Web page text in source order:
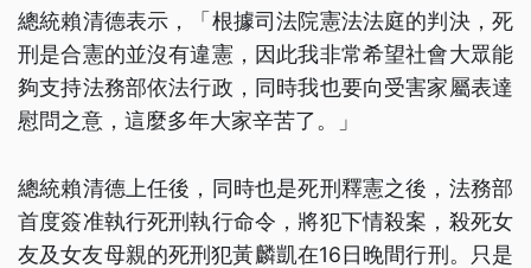
總統賴清德表示，「根據司法院憲法法庭的判決，死
刑是合憲的並沒有違憲，因此我非常希望社會大眾能
夠支持法務部依法行政，同時我也要向受害家屬表達
慰問之意，這麼多年大家辛苦了。」
總統賴清德上任後，同時也是死刑釋憲之後，法務部
首度簽准執行死刑執行命令，將犯下情殺案，殺死女
友及女友母親的死刑犯黃麟凱在16日晚間行刑。只是